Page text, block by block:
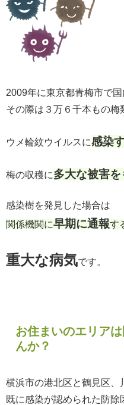
2009年に東京都青梅市で
その際は３万６千本もの梅
ウメ輪紋ウイルスに感染
梅の収穫に多大な被害
感染樹を発見した場合は
関係機関に早期に通報す
重大な病気です。
お住まいのエリア
んか？
横浜市の港北区と鶴見区、
既に感染が認められた防除